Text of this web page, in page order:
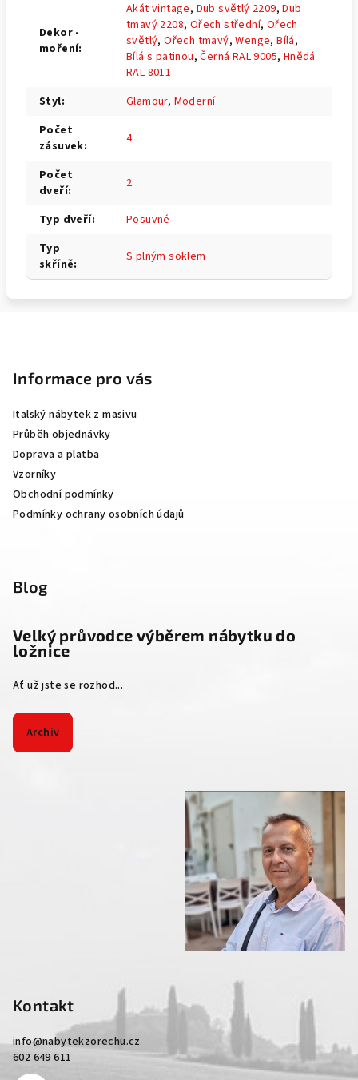
Dekor -
moření:
Akát vintage, Dub světlý 2209,Dub
tmavý 2208, Ořech střední, Ořech
světlý,Ořech tmavý,Wenge,Bílá,
Bílá s patinou,Černá RAL 9005, Hnědá
RAL 8011
Styl: Glamour, Moderní
Počet
zásuvek: 4
Počet
dveří: 2
Typ dveří:
Posuvné
Typ
skříně: S plným soklem
Informace pro vás
Italský nábytek z masivu
Průběh objednávky
Doprava a platba
Vzorníky
Obchodní podmínky
Podmínky ochrany osobních údajů
Blog
Velký průvodce výběrem nábytku do
ložnice
Ať už jste se rozhod...
Archiv
Kontakt
info@nabytekzorechu.cz
602 649 611